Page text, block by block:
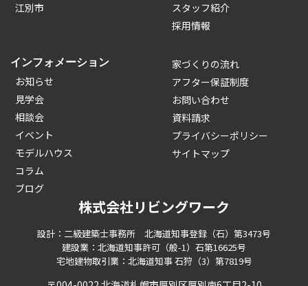
江別市
スタッフ紹介
採用情報
インフォメーション
お知らせ
見学会
相談会
イベント
モデルハウス
コラム
ブログ
家づくりの流れ
アフター保証制度
お問い合わせ
資料請求
プライバシーポリシー
サイトマップ
株式会社リビングワーク
設計：二級建築士事務所 北海道知事登録（石）第3473号
建設業：北海道知事許可（般-1）石第16625号
宅地建物取引業：北海道知事 石狩（3）第7819号